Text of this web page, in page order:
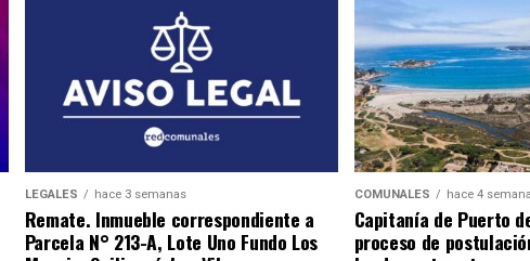
LEGALES hace 3 semanas
Remate. Inmueble correspondiente a
Parcela N° 213-A, Lote Uno Fundo Los
COMUNALES hace 4
Capitanía de Puerto
proceso de